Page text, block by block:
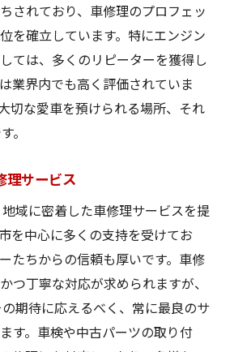
されており、車修理のプロフェッ
を確立しています。特にエンジン
ては、多くのリピーターを獲得し
業界内でも高く評価されていま
切な愛車を預けられる場所、それ
。
理サービス
域に密着した車修理サービスを提
を中心に多くの支持を受けてお
たちからの信頼も厚いです。車修
つ丁寧な対応が求められますが、
期待に応えるべく、常に最良のサ
す。車検や中古パーツの取り付